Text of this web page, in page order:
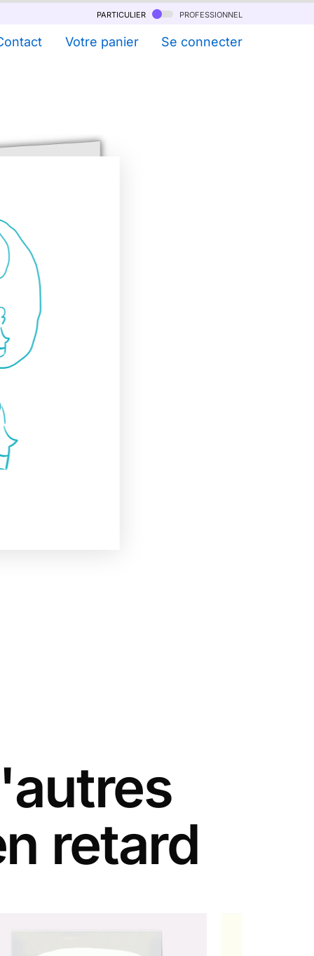
particulier professionnel
Votre panier Se connecter
retard